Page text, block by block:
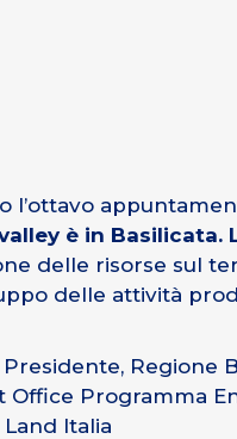
l’ottavo
valley è in
delle risorse sul
delle attività
Regione
Programma
Italia